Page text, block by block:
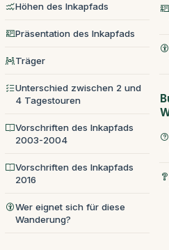
Höhen des Inkapfads
Präsentation des Inkapfads
Träger
Unterschied zwischen 2 und
4 Tagestouren
Vorschriften des Inkapfads
2003-2004
Vorschriften des Inkapfads
2016
Wer eignet sich für diese
Wanderung?